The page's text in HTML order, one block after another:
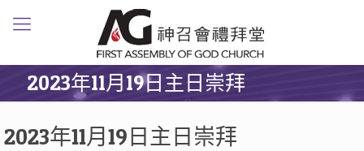
2023年11月19日主日崇拜
2023年11月19日主日崇拜